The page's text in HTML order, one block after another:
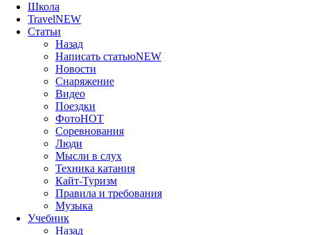
Школа
TravelNEW
Статьи
Назад
Написать статьюNEW
Новости
Снаряжение
Видео
Поездки
ФотоHOT
Соревнования
Люди
Мысли в слух
Техника катания
Кайт-Туризм
Правила и требования
Музыка
Учебник
Назад